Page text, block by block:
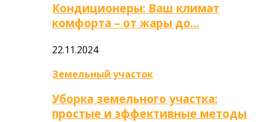
Кондиционеры: Ваш климат
комфорта – от жары до…
22.11.2024
Земельный участок
Уборка земельного участка:
простые и эффективные методы